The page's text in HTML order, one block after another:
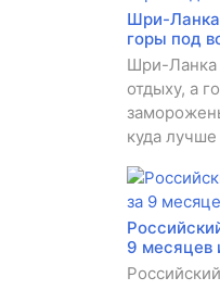
Шри-Ланка
горы под
Шри-Ланка
отдыху, а
куда
9 месяцев